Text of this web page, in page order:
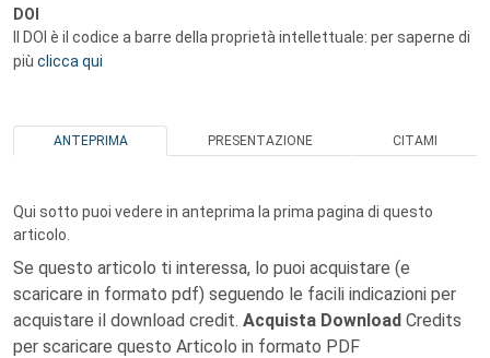
DOI
Il DOI è il codice a barre della proprietà intellettuale: per saperne di
più clicca qui
ANTEPRIMA PRESENTAZIONE CITAMI
Qui sotto puoi vedere in anteprima la prima pagina di questo
articolo.
Se questo articolo ti interessa, lo puoi acquistare (e
scaricare in formato pdf) seguendo le facili indicazioni per
acquistare il download credit. Acquista Download Credits
per scaricare questo Articolo in formato PDF